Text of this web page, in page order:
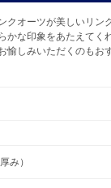
オーツが美しいリング
な印象をあたえてく
しみいただくのもお
み）